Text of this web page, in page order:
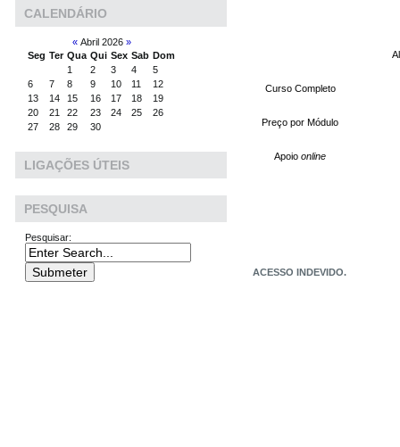
CALENDÁRIO
«Abril 2026 »
Seg Ter Qua Qui Sex Sab Dom
1
2 3 4
5
6
7 8 9 10 11
12
13
14 15 16 17 18
19
20
21 22 23 24 25
26
27
28 29 30
LIGAÇÕES ÚTEIS
PESQUISA
Pesquisar:
Curso Completo
Preço por Módulo
Apoio online